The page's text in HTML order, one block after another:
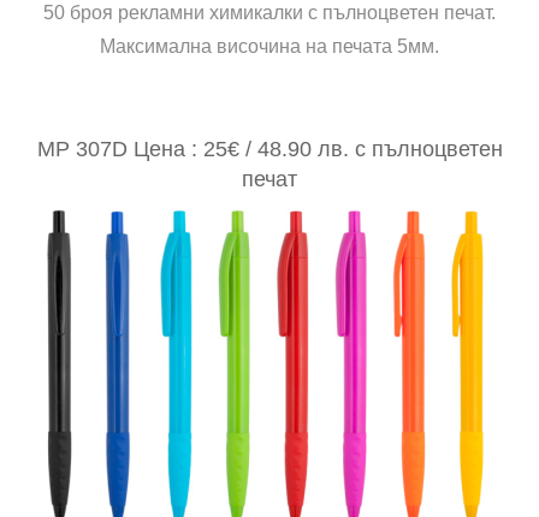
50 броя рекламни химикалки с пълноцветен печат.
Максимална височина на печата 5мм.
MP 307D Цена : 25€ / 48.90 лв. с пълноцветен
печат